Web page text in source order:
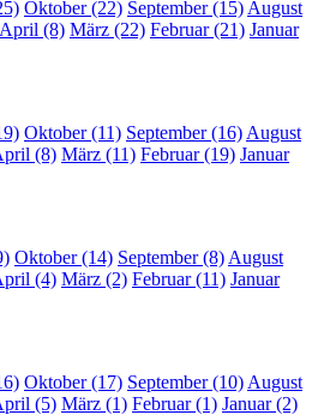
Oktober (22) September (15) August
April (8) März (22) Februar (21) Januar
Oktober (11) September (16) August
(8) März (11) Februar (19) Januar
Oktober (14) September (8) August
(4) März (2) Februar (11) Januar
Oktober (17) September (10) August
(5) März (1) Februar (1) Januar (2)